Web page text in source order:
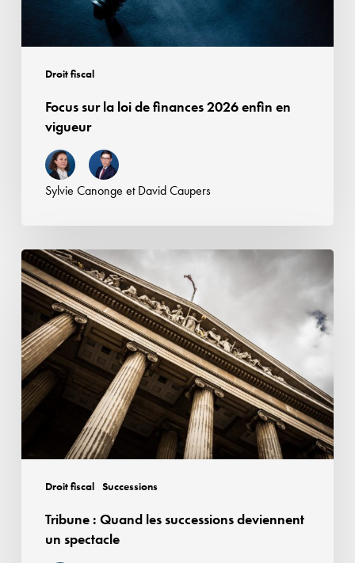
Droit fiscal
vigueur
Focus sur la loi de finances 2026 enfin en
vigueur
Sylvie Canonge etDavid Caupers
Droit fiscal Successions
Tribune
:
Quand
successions
deviennent
un
spectacle
Tribune : Quand les successions deviennent
un spectacle